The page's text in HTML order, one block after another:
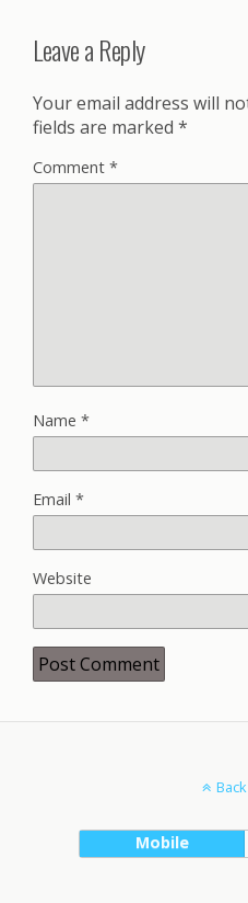
Leave a Reply
Your email address will
fields are marked *
Comment *
Name *
Email *
Website
Mobile